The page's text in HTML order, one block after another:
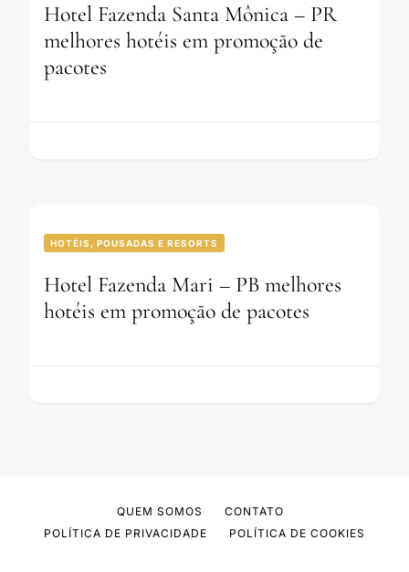
Hotel Fazenda Santa Mônica – PR
melhores hotéis em promoção de
pacotes
HOTÉIS, POUSADAS E RESORTS
Hotel Fazenda Mari – PB melhores
hotéis em promoção de pacotes
QUEM SOMOS
CONTATO
POLÍTICA DE PRIVACIDADE
POLÍTICA DE COOKIES